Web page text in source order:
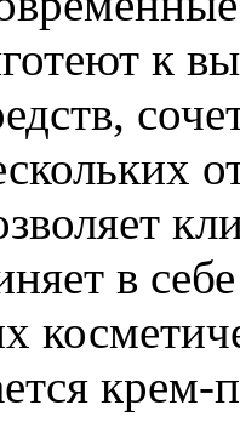
к
в
крем-